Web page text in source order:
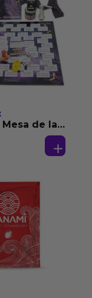
de las